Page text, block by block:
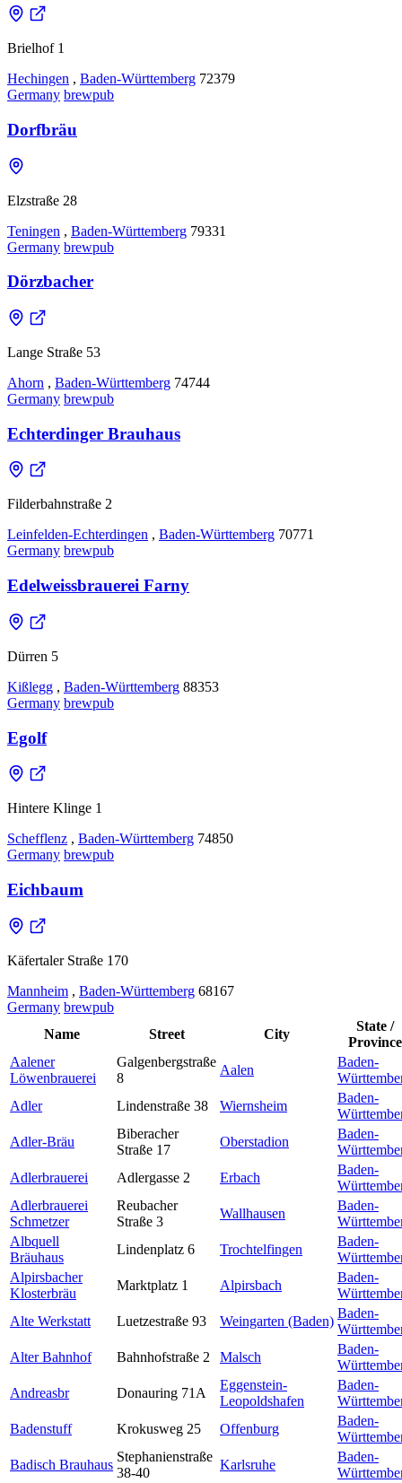
Brielhof 1
Hechingen , Baden-Württemberg 72379
Germany brewpub
Dorfbräu
Elzstraße 28
Teningen , Baden-Württemberg 79331
Germany brewpub
Dörzbacher
Lange Straße 53
Ahorn , Baden-Württemberg 74744
Germany brewpub
Echterdinger Brauhaus
Filderbahnstraße 2
Leinfelden-Echterdingen , Baden-Württemberg 70771
Germany brewpub
Edelweissbrauerei Farny
Dürren 5
Kißlegg , Baden-Württemberg 88353
Germany brewpub
Egolf
Hintere Klinge 1
Schefflenz , Baden-Württemberg 74850
Germany brewpub
Eichbaum
Käfertaler Straße 170
Mannheim , Baden-Württemberg 68167
Germany brewpub
Name
Street City
State /
Province
Aalener
Löwenbrauerei
Galgenbergstraße
8
Aalen
Baden-
Adler
Lindenstraße 38 Wiernsheim
Baden-
Adler-Bräu
Biberacher
Straße 17
Oberstadion
Baden-
Adlerbrauerei
Adlergasse 2 Erbach
Baden-
Adlerbrauerei
Schmetzer
Reubacher
Straße 3
Wallhausen
Baden-
Albquell
Bräuhaus
Lindenplatz 6 Trochtelfingen
Baden-
Alpirsbacher
Klosterbräu
Marktplatz 1 Alpirsbach
Baden-
Alte Werkstatt
Luetzestraße 93 Weingarten (Baden)
Baden-
Alter Bahnhof
Bahnhofstraße 2 Malsch
Baden-
Andreasbr
Donauring 71A
Eggenstein-
Leopoldshafen
Baden-
Badenstuff
Krokusweg 25 Offenburg
Baden-
Badisch Brauhaus
Stephanienstraße
38-40
Karlsruhe
Baden-